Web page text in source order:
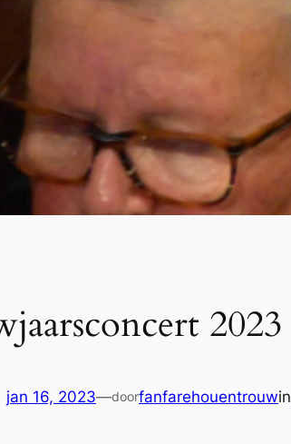
2023
jan 16, 2023—doorfanfarehouentrouwin